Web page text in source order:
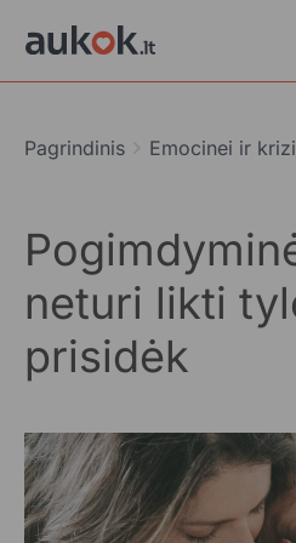
Pagrindinis Emocinei ir
neturi likti
prisidėk